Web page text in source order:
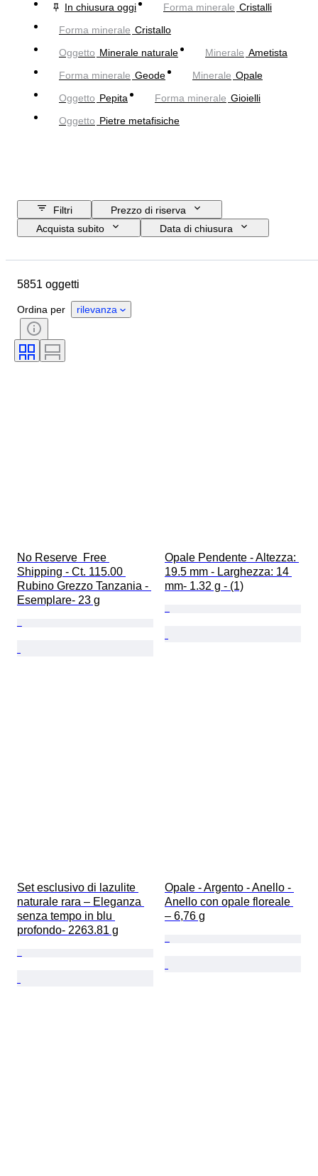
In chiusura oggi
Forma minerale Cristalli
Forma minerale Cristallo
Oggetto Minerale naturale Minerale Ametista
Forma minerale Geode Minerale Opale
Oggetto Pepita Forma minerale Gioielli
Oggetto Pietre metafisiche
Filtri
Prezzo di riserva
Acquista subito
Data di chiusura
Oggetto
Materiale
Condizioni
Pietra preziosa
Firma
5851 oggetti
Ordina per rilevanza
No Reserve  Free
Shipping - Ct. 115.00
Rubino Grezzo Tanzania -
Esemplare- 23 g
Opale Pendente - Altezza:
19.5 mm - Larghezza: 14
mm- 1.32 g - (1)
Set esclusivo di lazulite
naturale rara – Eleganza
senza tempo in blu
profondo- 2263.81 g
Opale - Argento - Anello -
Anello con opale floreale
– 6,76 g